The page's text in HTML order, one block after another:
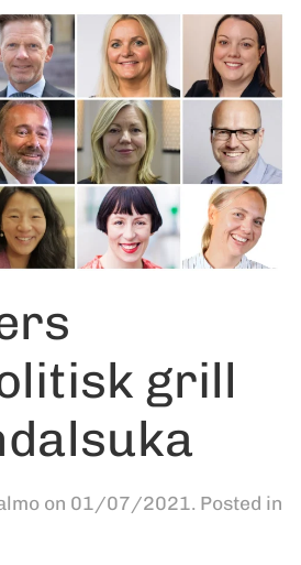
grill
on 01/07/2021. Posted in